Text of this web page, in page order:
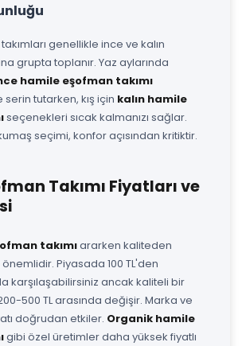
genellikle ince ve kalın
grupta toplanır. Yaz aylarında
hamile eşofman takımı
tutarken, kış için kalın hamile
seçenekleri sıcak kalmanızı sağlar.
seçimi, konfor açısından kritiktir.
Takımı Fiyatları ve
takımıararken kaliteden
Piyasada 100 TL'den
karşılaşabilirsiniz ancak kaliteli bir
500 TL arasında değişir. Marka ve
doğrudan etkiler. Organik hamile
gibi özel üretimler daha yüksek fiyatlı